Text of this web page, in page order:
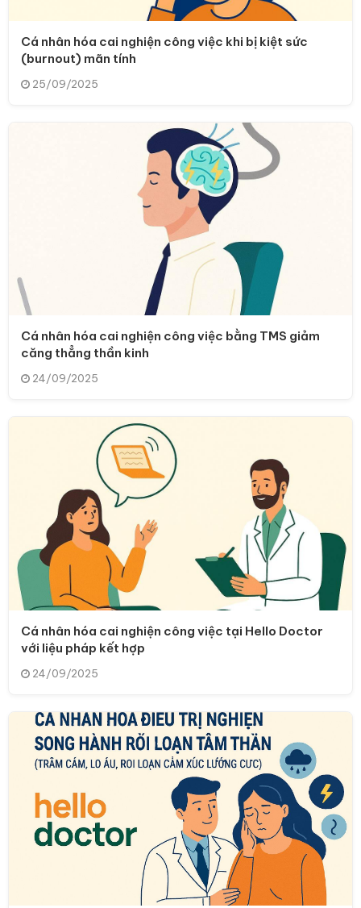
Cá nhân hóa cai nghiện công việc khi bị kiệt sức
(burnout) mãn tính
25/09/2025
Cá nhân hóa cai nghiện công việc bằng TMS giảm
căng thẳng thần kinh
24/09/2025
Cá nhân hóa cai nghiện công việc tại Hello Doctor
với liệu pháp kết hợp
24/09/2025